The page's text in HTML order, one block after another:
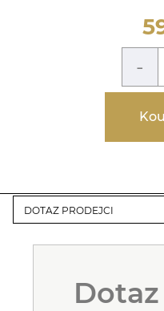
-
DOTAZ PRODEJCI